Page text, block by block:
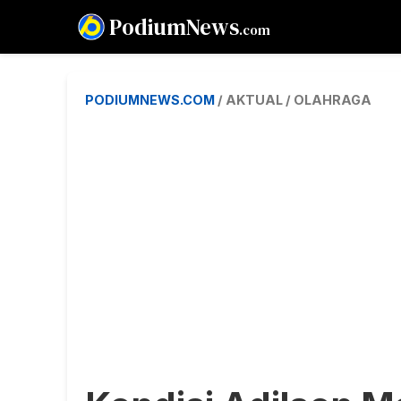
PodiumNews.com
PODIUMNEWS.COM / AKTUAL / OLAHRAGA